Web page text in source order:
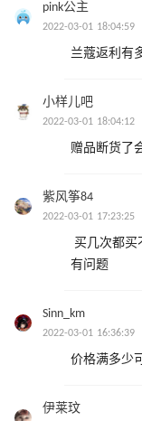
pink公主
2022-03-01 18:04:59
兰蔻返利有
小样儿吧
2022-03-01 18:04:12
赠品断货了
紫风筝84
2022-03-01 17:23:25
买几次都买
有问题
Sinn_km
2022-03-01 16:36:39
价格满多少
伊莱玟